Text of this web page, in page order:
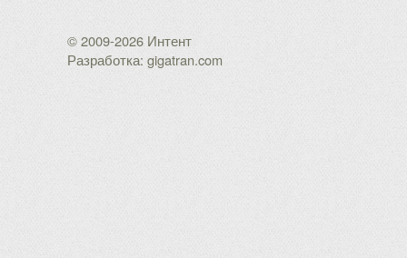
© 2009-2026 Интент
Разработка: gigatran.com